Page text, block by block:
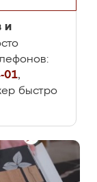
и
01,
быстро